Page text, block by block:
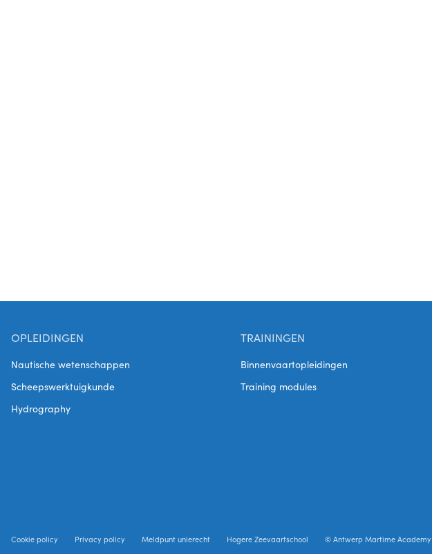
OPLEIDINGEN
Nautische wetenschappen
Scheepswerktuigkunde
Hydrography
TRAININGEN
Binnenvaartopleidingen
Training modules
Cookie policy Privacy policy Meldpunt unierecht Hogere Zeevaartschool © Antwerp Martime Academy